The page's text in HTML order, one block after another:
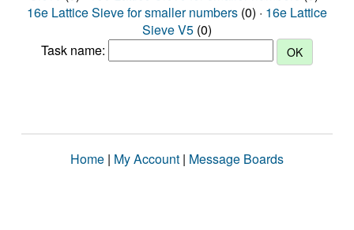
16e Lattice Sieve for smaller numbers (0) · 16e Lattice
Sieve V5 (0)
Task name:
Home | My Account | Message Boards